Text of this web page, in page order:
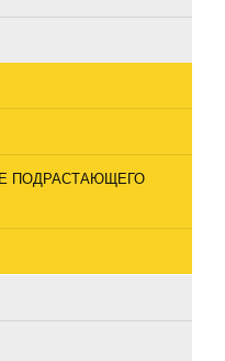
ПОДРАСТАЮЩЕГО